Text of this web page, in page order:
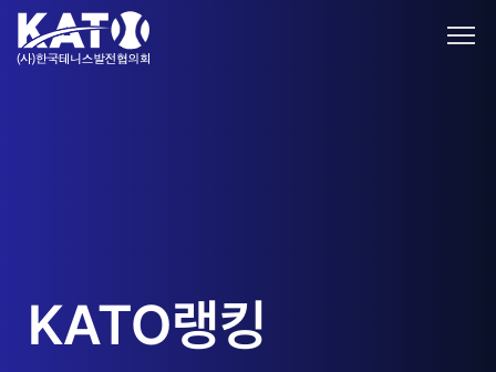
KATO랭킹